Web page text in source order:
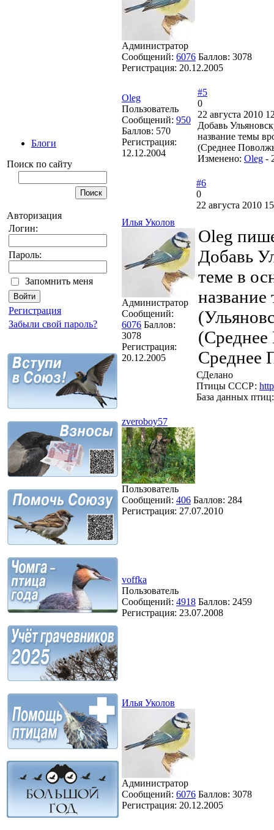
Блоги
Поиск по сайту
Авторизация
Логин:
Пароль:
Запомнить меня
Регистрация
Забыли свой пароль?
Администратор
Сообщений: 6076 Баллов: 3078
Регистрация: 20.12.2005
Oleg
Пользователь
Сообщений: 950
Баллов: 570
Регистрация:
12.12.2004
#5
0
22 августа 2010
Добавь
название темы
(Среднее
Изменено: Oleg -
Илья Уколов
Администратор
Сообщений:
6076 Баллов:
3078
Регистрация:
20.12.2005
#6
0
22 августа 2010
Oleg
Добавь
теме в
(Среднее
Среднее
СДелано
Птицы СССР:
База данных
zveroboy57
Пользователь
Сообщений: 406 Баллов: 284
Регистрация: 27.07.2010
voffka
Пользователь
Сообщений: 4918 Баллов: 2459
Регистрация: 23.07.2008
Илья Уколов
Администратор
Сообщений: 6076 Баллов: 3078
Регистрация: 20.12.2005